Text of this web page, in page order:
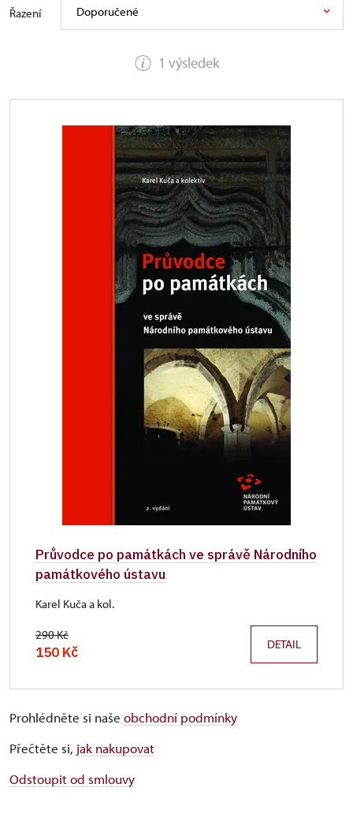
1 výsledek
Řazení Doporučené
Průvodce po památkách ve správě Národního
památkového ústavu
Karel Kuča a kol.
290 Kč
150 Kč DETAIL
Prohlédněte si naše obchodní podmínky
Přečtěte si, jak nakupovat
Odstoupit od smlouvy